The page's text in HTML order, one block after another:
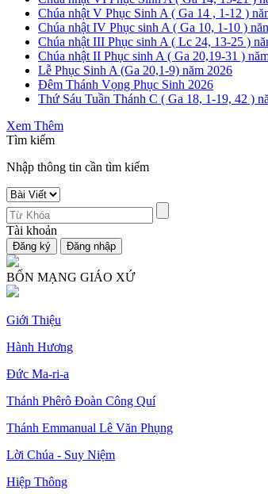
Chúa nhật V Phục Sinh A ( Ga 14 , 1-12 )
Chúa nhật IV Phục sinh A ( Ga 10, 1-10 )
Chúa nhật III Phục sinh A ( Lc 24, 13-25 )
Chúa nhật II Phục sinh A ( Ga 20,19-31 )
Lễ Phục Sinh A (Ga 20,1-9) năm 2026
Đêm Thánh Vọng Phục Sinh 2026
Thứ Sáu Tuần Thánh C ( Ga 18, 1-19, 42 )
Xem Thêm
Tìm kiếm
Nhập thông tin cần tìm kiếm
Tài khoản
BỔN MẠNG GIÁO XỨ
Giới Thiệu
Hành Hương
Đức Ma-ri-a
Thánh Phêrô Đoàn Công Quí
Thánh Emmanual Lê Văn Phụng
Lời Chúa - Suy Niệm
Hiệp Thông